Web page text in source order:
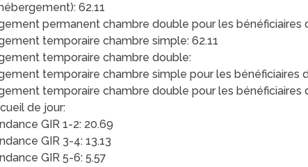
62.11
permanent chambre double pour les bénéficiaires
temporaire chambre simple: 62.11
temporaire chambre double:
temporaire chambre simple pour les bénéficiaires
temporaire chambre double pour les bénéficiaires
de jour:
GIR 1-2: 20.69
GIR 3-4: 13.13
GIR 5-6: 5.57